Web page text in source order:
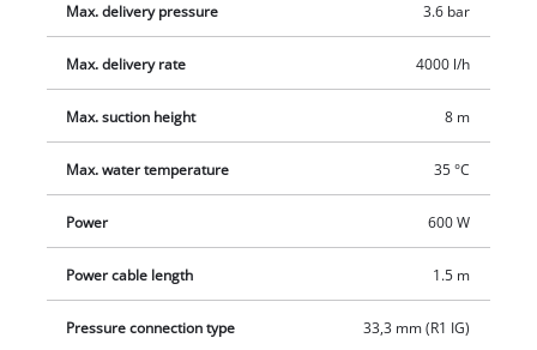
glideringstætninger, en sugestuds med 42 mm (1 1/4")
udvendigt gevind og en trykstuds med 33,3 mm (1")
indvendigt gevind.
Max. delivery pressure 3.6 bar
Max. delivery rate 4000 l/h
Max. suction height 8 m
Max. water temperature 35 °C
Power 600 W
Power cable length 1.5 m
Pressure connection type 33,3 mm (R1 IG)